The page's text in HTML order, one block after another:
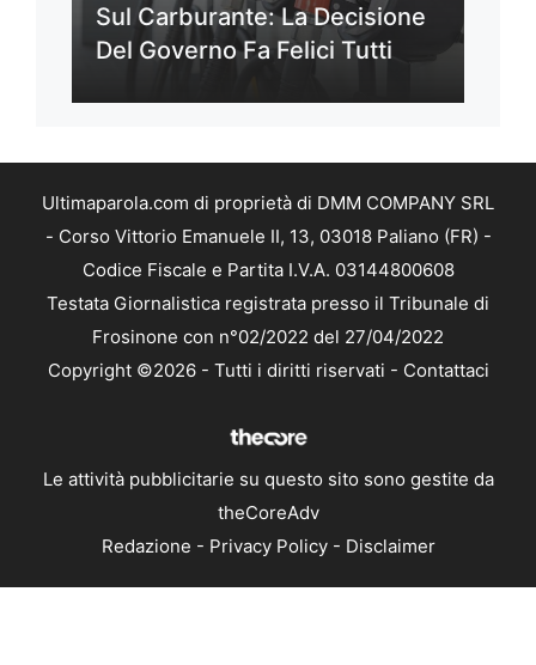
Sul Carburante: La Decisione
Del Governo Fa Felici Tutti
Ultimaparola.com di proprietà di DMM COMPANY SRL
- Corso Vittorio Emanuele II, 13, 03018 Paliano (FR) -
Codice Fiscale e Partita I.V.A. 03144800608
Testata Giornalistica registrata presso il Tribunale di
Frosinone con n°02/2022 del 27/04/2022
Copyright ©2026 - Tutti i diritti riservati - Contattaci
Le attività pubblicitarie su questo sito sono gestite da
theCoreAdv
Redazione - Privacy Policy- Disclaimer